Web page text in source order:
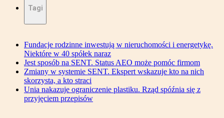
Tagi
Fundacje rodzinne inwestują w nieruchomości i energetykę.
Niektóre w 40 spółek naraz
Jest sposób na SENT. Status AEO może pomóc firmom
Zmiany w systemie SENT. Ekspert wskazuje kto na nich
skorzysta, a kto straci
Unia nakazuje ograniczenie plastiku. Rząd spóźnia się z
przyjęciem przepisów